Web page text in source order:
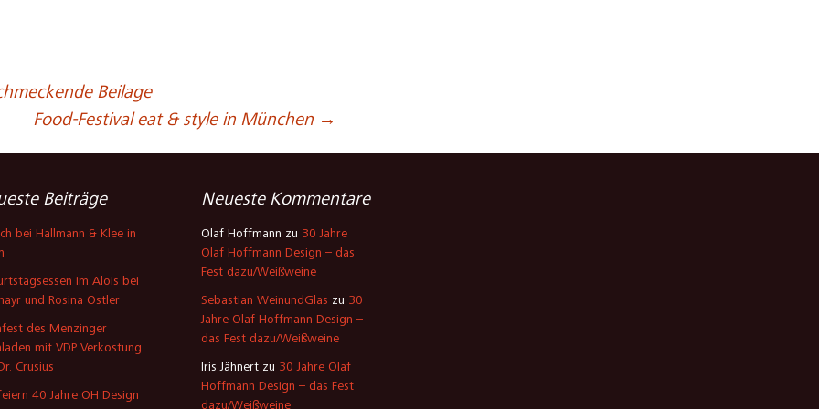
Beilage
Food-Festival eat & style in München →
Beiträge
bei Hallmann & Klee in
im Alois bei
und Rosina Ostler
des Menzinger
mit VDP Verkostung
Crusius
40 Jahre OH Design
Neueste Kommentare
Olaf Hoffmann zu 30 Jahre
Olaf Hoffmann Design – das
Fest dazu/Weißweine
Sebastian WeinundGlas zu 30
Jahre Olaf Hoffmann Design –
das Fest dazu/Weißweine
Iris Jähnert zu 30 Jahre Olaf
Hoffmann Design – das Fest
dazu/Weißweine